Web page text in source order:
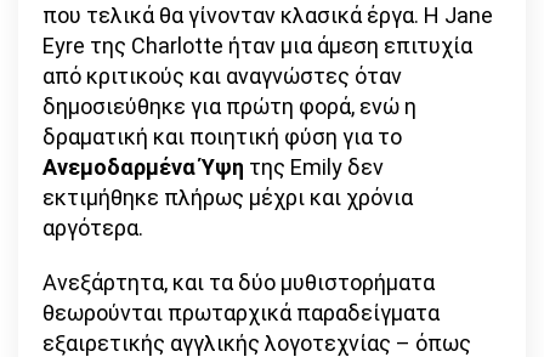
που τελικά θα γίνονταν κλασικά έργα. Η Jane
Eyre της Charlotte ήταν μια άμεση επιτυχία
από κριτικούς και αναγνώστες όταν
δημοσιεύθηκε για πρώτη φορά, ενώ η
δραματική και ποιητική φύση για το
Ανεμοδαρμένα Ύψη της Emily δεν
εκτιμήθηκε πλήρως μέχρι και χρόνια
αργότερα.
Ανεξάρτητα, και τα δύο μυθιστορήματα
θεωρούνται πρωταρχικά παραδείγματα
εξαιρετικής αγγλικής λογοτεχνίας – όπως